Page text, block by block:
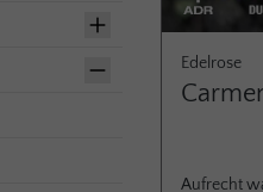
Edelrose
Aufrecht